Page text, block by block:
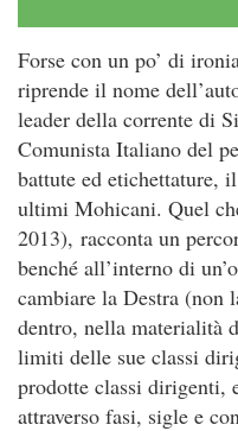
Forse con un po’ di
riprende il nome
leader della corrente di
Comunista Italiano del
battute ed etichettature,
ultimi Mohicani. Quel
2013), racconta un
benché all’interno di
cambiare la Destra (non
dentro, nella materialità
limiti delle sue classi
prodotte classi dirigenti,
attraverso fasi, sigle e